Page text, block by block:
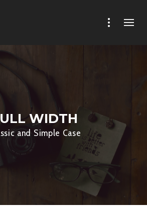
WIDTH
and Simple Case